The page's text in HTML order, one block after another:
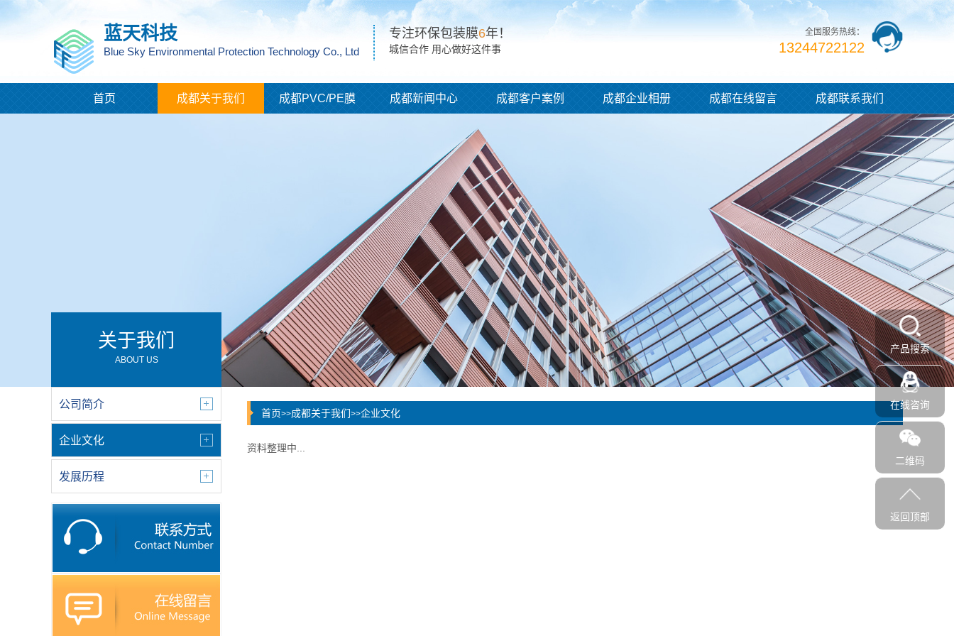
蓝天科技
Blue Sky Environmental Protection Technology Co., Ltd
专注环保包装膜6年！
城信合作 用心做好这件事
全国服务热线：
13244722122
首页 成都关于我们 成都PVC/PE膜 成都新闻中心 成都客户案例 成都企业相册 成都在线留言 成都联系我们
关于我们
ABOUT US
公司简介
企业文化
发展历程
首页>>成都关于我们>>企业文化
资料整理中...
产品搜索
在线咨询
二维码
返回顶部